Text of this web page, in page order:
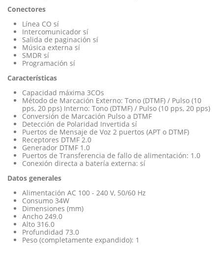
Conectores
Línea CO sí
Intercomunicador sí
Salida de paginación sí
Música externa sí
SMDR sí
Programación sí
Características
Capacidad máxima 3COs
Método de Marcación Externo: Tono (DTMF) / Pulso (10
pps, 20 pps) Interno: Tono (DTMF) / Pulso (10 pps, 20 pps)
Conversión de Marcación Pulso a DTMF
Detección de Polaridad Invertida sí
Puertos de Mensaje de Voz 2 puertos (APT o DTMF)
Receptores DTMF 2.0
Generador DTMF 1.0
Puertos de Transferencia de fallo de alimentación: 1.0
Conexión directa a batería externa: sí
Datos generales
Alimentación AC 100 - 240 V, 50/60 Hz
Consumo 34W
Dimensiones (mm)
Ancho 249.0
Alto 316.0
Profundidad 73.0
Peso (completamente expandido): 1